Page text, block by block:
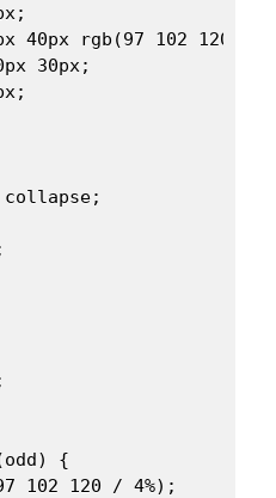
40px rgb(97 102 120 /
30px;
{
102 120 / 4%);